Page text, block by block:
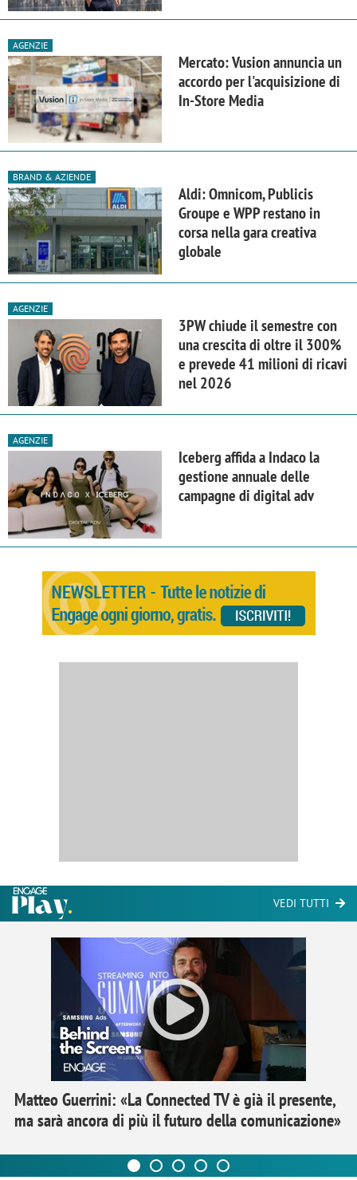
AGENZIE
Mercato: Vusion annuncia un
accordo per l'acquisizione di
In-Store Media
BRAND & AZIENDE
Aldi: Omnicom, Publicis
Groupe e WPP restano in
corsa nella gara creativa
globale
AGENZIE
3PW chiude il semestre con
una crescita di oltre il 300%
e prevede 41 milioni di ricavi
nel 2026
AGENZIE
Iceberg affida a Indaco la
gestione annuale delle
campagne di digital adv
VEDI TUTTI
Matteo Guerrini: «La Connected TV è già il presente,
ma sarà ancora di più il futuro della comunicazione»